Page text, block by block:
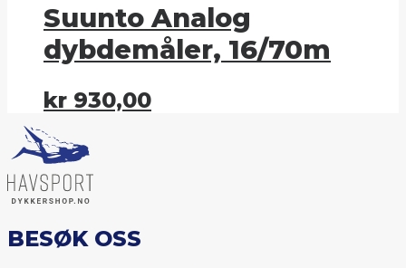
Suunto Analog
dybdemåler, 16/70m
kr 930,00
BESØK OSS